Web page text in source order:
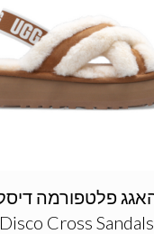
Disco Cross Sandals